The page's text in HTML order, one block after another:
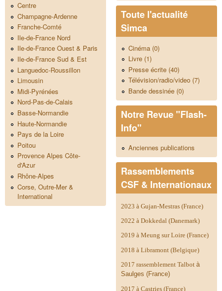
Centre
Champagne-Ardenne
Franche-Comté
Ile-de-France Nord
Ile-de-France Ouest & Paris
Ile-de-France Sud & Est
Languedoc-Roussillon
Limousin
Midi-Pyrénées
Nord-Pas-de-Calais
Basse-Normandie
Haute-Normandie
Pays de la Loire
Poitou
Provence Alpes Côte-
d'Azur
Rhône-Alpes
Corse, Outre-Mer &
International
Toute l'actualité
Simca
Cinéma (0)
Livre (1)
Presse écrite (40)
Télévision/radio/video (7)
Bande dessinée (0)
Notre Revue "Flash-
Info"
Anciennes publications
Rassemblements
CSF & Internationaux
2023 à Gujan-Mestras (France)
2022 à Dokkedal (Danemark)
2019 à Meung sur Loire (France)
2018 à Libramont (Belgique)
2017 rassemblement Talbot à
Saulges (France)
2017 à Castries (France)